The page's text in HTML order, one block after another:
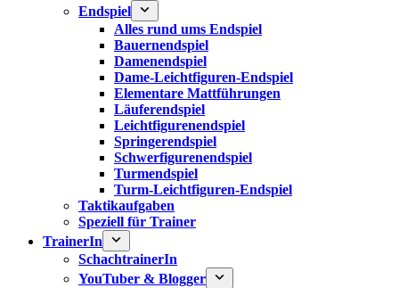
Endspiel
Alles rund ums Endspiel
Bauernendspiel
Damenendspiel
Dame-Leichtfiguren-Endspiel
Elementare Mattführungen
Läuferendspiel
Leichtfigurenendspiel
Springerendspiel
Schwerfigurenendspiel
Turmendspiel
Turm-Leichtfiguren-Endspiel
Taktikaufgaben
Speziell für Trainer
TrainerIn
SchachtrainerIn
YouTuber & Blogger